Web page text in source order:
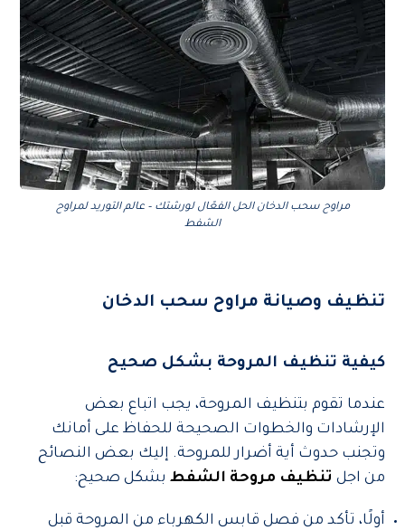
مراوح سحب الدخان الحل الفعّال لورشتك – عالم التوريد لمراوح
الشفط
تنظيف وصيانة مراوح سحب الدخان
كيفية تنظيف المروحة بشكل صحيح
عندما تقوم بتنظيف المروحة، يجب اتباع بعض
الإرشادات والخطوات الصحيحة للحفاظ على أمانك
وتجنب حدوث أية أضرار للمروحة. إليك بعض النصائح
من اجل تنظيف مروحة الشفط بشكل صحيح:
أولًا، تأكد من فصل قابس الكهرباء من المروحة قبل